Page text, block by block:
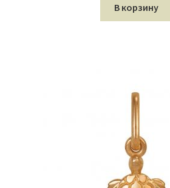
В корзину